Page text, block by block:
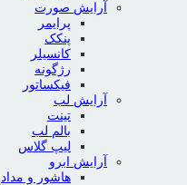
آرایش صورت
پرایمر
پنکک
کانسیلر
رژگونه
فیکساتور
آرایش لب
تینت
بالم لب
لیپ گلاس
آرایش ابرو
هاشور و مداد